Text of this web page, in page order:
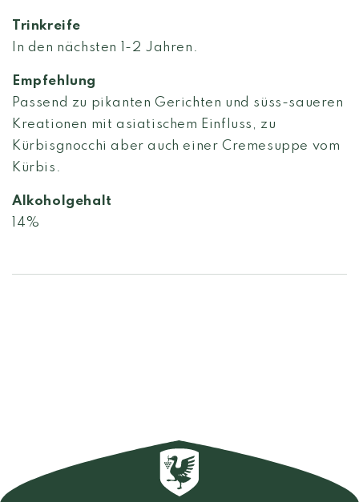
Trinkreife
In den nächsten 1-2 Jahren.
Empfehlung
Passend zu pikanten Gerichten und süss-saueren
Kreationen mit asiatischem Einfluss, zu
Kürbisgnocchi aber auch einer Cremesuppe vom
Kürbis.
Alkoholgehalt
14%